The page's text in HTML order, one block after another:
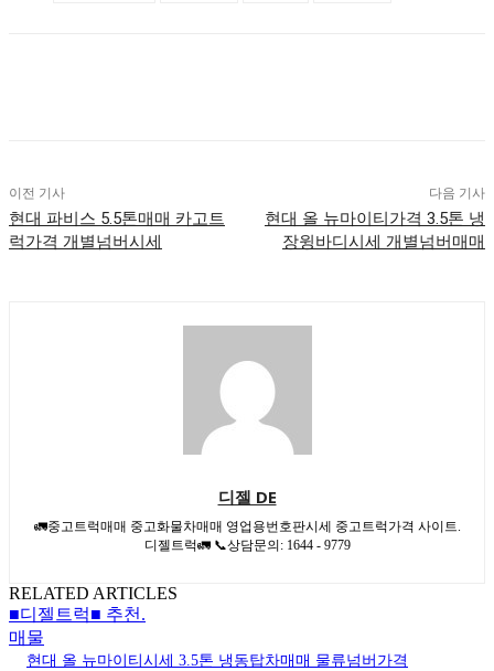
이전 기사
현대 파비스 5.5톤매매 카고트
럭가격 개별넘버시세
다음 기사
현대 올 뉴마이티가격 3.5톤 냉
장윙바디시세 개별넘버매매
디젤 DE
🚛중고트럭매매 중고화물차매매 영업용번호판시세 중고트럭가격 사이트.
디젤트럭🚛 📞상담문의: 1644 - 9779
RELATED ARTICLES
■디젤트럭■ 추천.
매물
현대 올 뉴마이티시세 3.5톤 냉동탑차매매 물류넘버가격